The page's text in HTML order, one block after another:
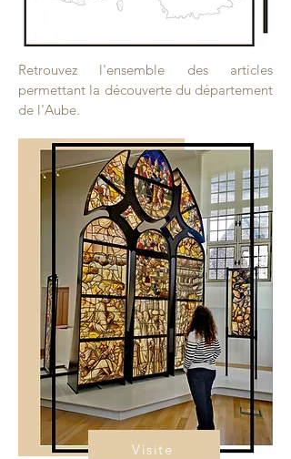
Retrouvez l'ensemble des articles
permettant la découverte du département
de l'Aube.
Visite